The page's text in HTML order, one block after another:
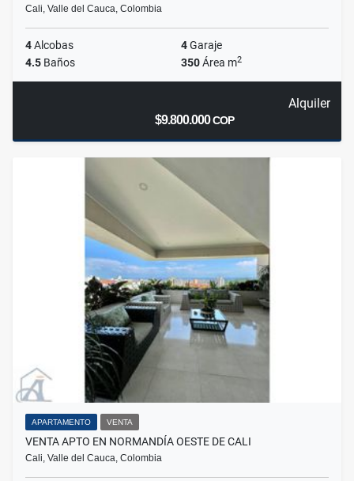
Cali, Valle del Cauca, Colombia
4Alcobas 4Garaje
4.5 Baños 350Área m2
Alquiler
$9.800.000COP
APARTAMENTO VENTA
VENTA APTO EN NORMANDÍA OESTE DE CALI
Cali, Valle del Cauca, Colombia